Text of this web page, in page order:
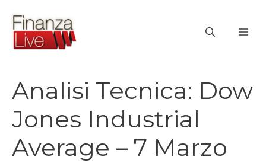
contenuto
Analisi Tecnica: Dow
Jones Industrial
Average – 7 Marzo